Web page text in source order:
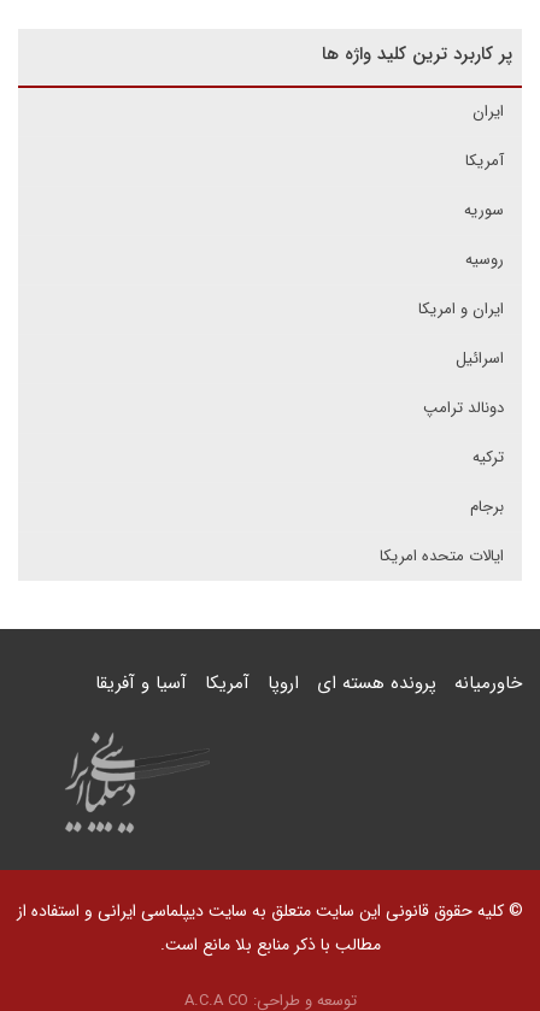
پر کاربرد ترین کلید واژه ها
ایران
آمریکا
سوریه
روسیه
ایران و امریکا
اسرائیل
دونالد ترامپ
ترکیه
برجام
ایالات متحده امریکا
خاورمیانه پرونده هسته ای اروپا آمریکا آسیا و آفریقا
© کلیه حقوق قانونی این سایت متعلق به سایت دیپلماسی ایرانی و استفاده از
مطالب با ذکر منابع بلا مانع است.
توسعه و طراحی: A.C.A CO